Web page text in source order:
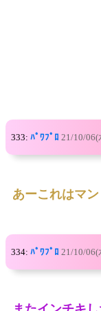
333: ﾊﾟﾜﾌﾟﾛ 21/10/06(
あーこれはマ
334: ﾊﾟﾜﾌﾟﾛ 21/10/06(